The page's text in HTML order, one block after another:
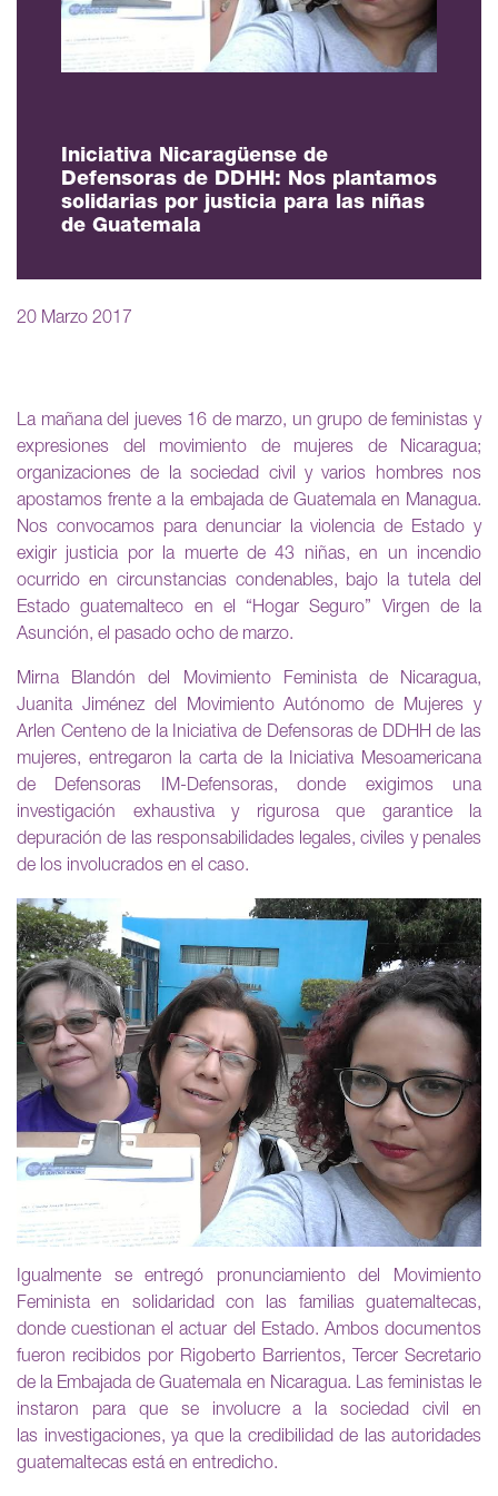
Iniciativa Nicaragüense de
Defensoras de DDHH: Nos plantamos
solidarias por justicia para las niñas
de Guatemala
20 Marzo 2017
La mañana del jueves 16 de marzo, un grupo de feministas y
expresiones del movimiento de mujeres de Nicaragua;
organizaciones de la sociedad civil y varios hombres nos
apostamos frente a la embajada de Guatemala en Managua.
Nos convocamos para denunciar la violencia de Estado y
exigir justicia por la muerte de 43 niñas, en un incendio
ocurrido en circunstancias condenables, bajo la tutela del
Estado guatemalteco en el “Hogar Seguro” Virgen de la
Asunción, el pasado ocho de marzo.
Mirna Blandón del Movimiento Feminista de Nicaragua,
Juanita Jiménez del Movimiento Autónomo de Mujeres y
Arlen Centeno de la Iniciativa de Defensoras de DDHH de las
mujeres, entregaron la carta de la Iniciativa Mesoamericana
de Defensoras IM-Defensoras, donde exigimos una
investigación exhaustiva y rigurosa que garantice la
depuración de las responsabilidades legales, civiles y penales
de los involucrados en el caso.
Igualmente se entregó pronunciamiento del Movimiento
Feminista en solidaridad con las familias guatemaltecas,
donde cuestionan el actuar del Estado. Ambos documentos
fueron recibidos por Rigoberto Barrientos, Tercer Secretario
de la Embajada de Guatemala en Nicaragua. Las feministas le
instaron para que se involucre a la sociedad civil en
las investigaciones, ya que la credibilidad de las autoridades
guatemaltecas está en entredicho.